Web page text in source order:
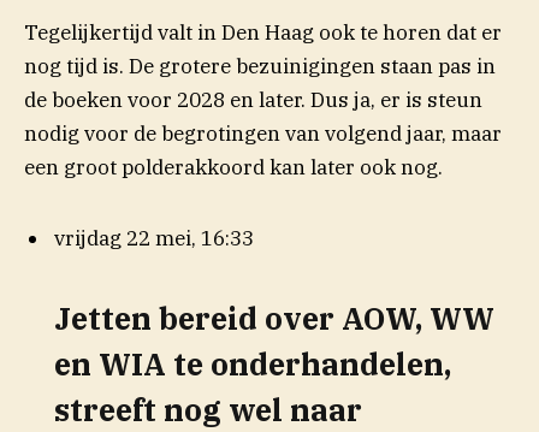
Tegelijkertijd valt in Den Haag ook te horen dat er
nog tijd is. De grotere bezuinigingen staan pas in
de boeken voor 2028 en later. Dus ja, er is steun
nodig voor de begrotingen van volgend jaar, maar
een groot polderakkoord kan later ook nog.
vrijdag 22 mei, 16:33
Jetten bereid over AOW, WW
en WIA te onderhandelen,
streeft nog wel naar